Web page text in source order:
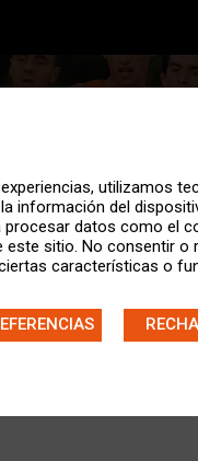
utilizamos
información del
datos como el
este sitio. No consentir o
características o
2024